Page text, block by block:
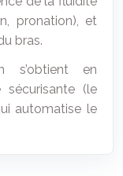
pronation), et
bras.
s’obtient en
(le
automatise le